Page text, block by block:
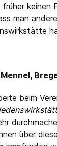
keinen
man
beim
über